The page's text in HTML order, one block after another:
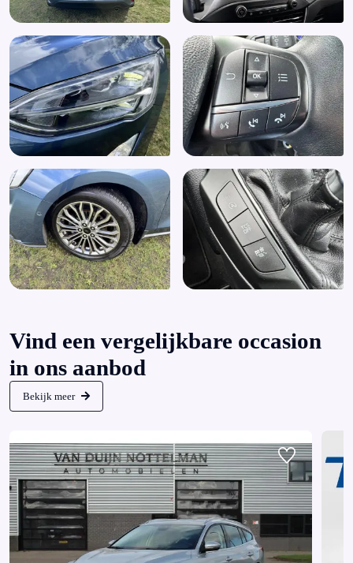
Vind een vergelijkbare occasion
in ons aanbod
Bekijk meer